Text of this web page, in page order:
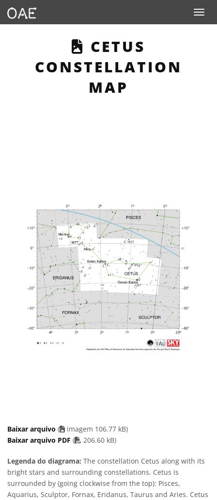
Toggle
THIS PAGE
CETUS
CONSTELLATION
MAP
Baixar arquivo (
imagem 106.77 kB)
Baixar arquivo PDF ( PDF file
206.60 kB)
Legenda do diagrama: The constellation Cetus along with its
bright stars and surrounding constellations. Cetus is
surrounded by (going clockwise from the top): Pisces,
Aquarius, Sculptor, Fornax, Eridanus, Taurus and Aries. Cetus